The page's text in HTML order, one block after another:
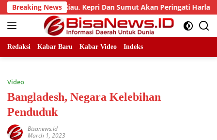
Skip
to
content
Breaking News
LLMB Riau, Kepri Dan Sumut Akan Peringati Harlah Ke-25
Redaksi Kabar Baru Kabar Video Indeks
Video
Bangladesh, Negara Kelebihan
Penduduk
Bisanews.id
March 1, 2023